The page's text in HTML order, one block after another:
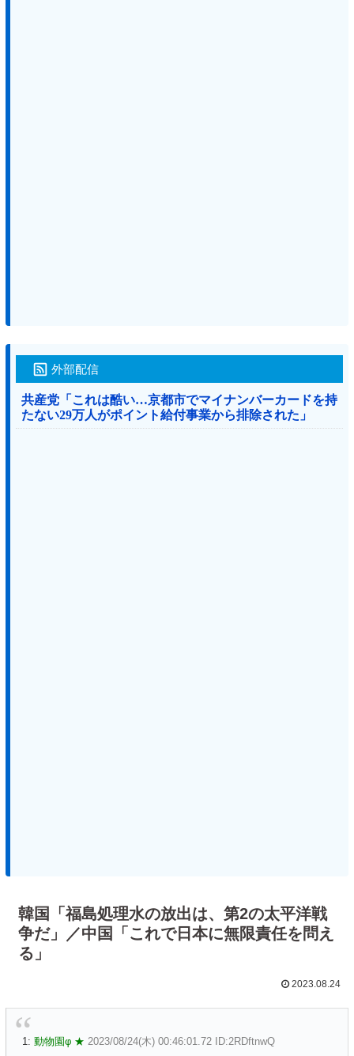
外部配信
共産党「これは酷い…京都市でマイナンバーカードを持
たない29万人がポイント給付事業から排除された」
韓国「福島処理水の放出は、第2の太平洋戦
争だ」／中国「これで日本に無限責任を問え
る」
2023.08.24
1: 動物園φ ★ 2023/08/24(木) 00:46:01.72 ID:2RDftnwQ